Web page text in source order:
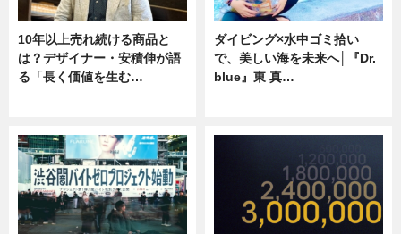
10年以上売れ続ける商品と
は？デザイナー・安積伸が語
る「長く価値を生む…
ダイビング×水中ゴミ拾い
で、美しい海を未来へ│『Dr.
blue』東 真…